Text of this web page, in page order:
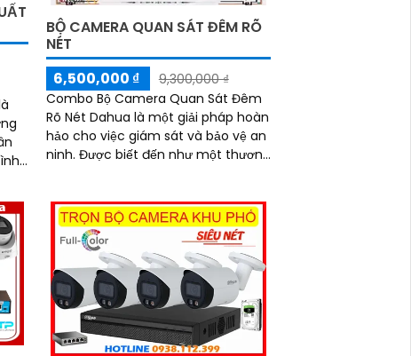
BỘ CAMERA QUAN SÁT ĐÊM RÕ
NÉT
6,500,000 ₫
9,300,000 ₫
Combo Bộ Camera Quan Sát Đêm
Rõ Nét Dahua là một giải pháp hoàn
hảo cho việc giám sát và bảo vệ an
ninh. Được biết đến như một thương
Dahua đã đạt được sự uy tín lớn từ
khách hàng